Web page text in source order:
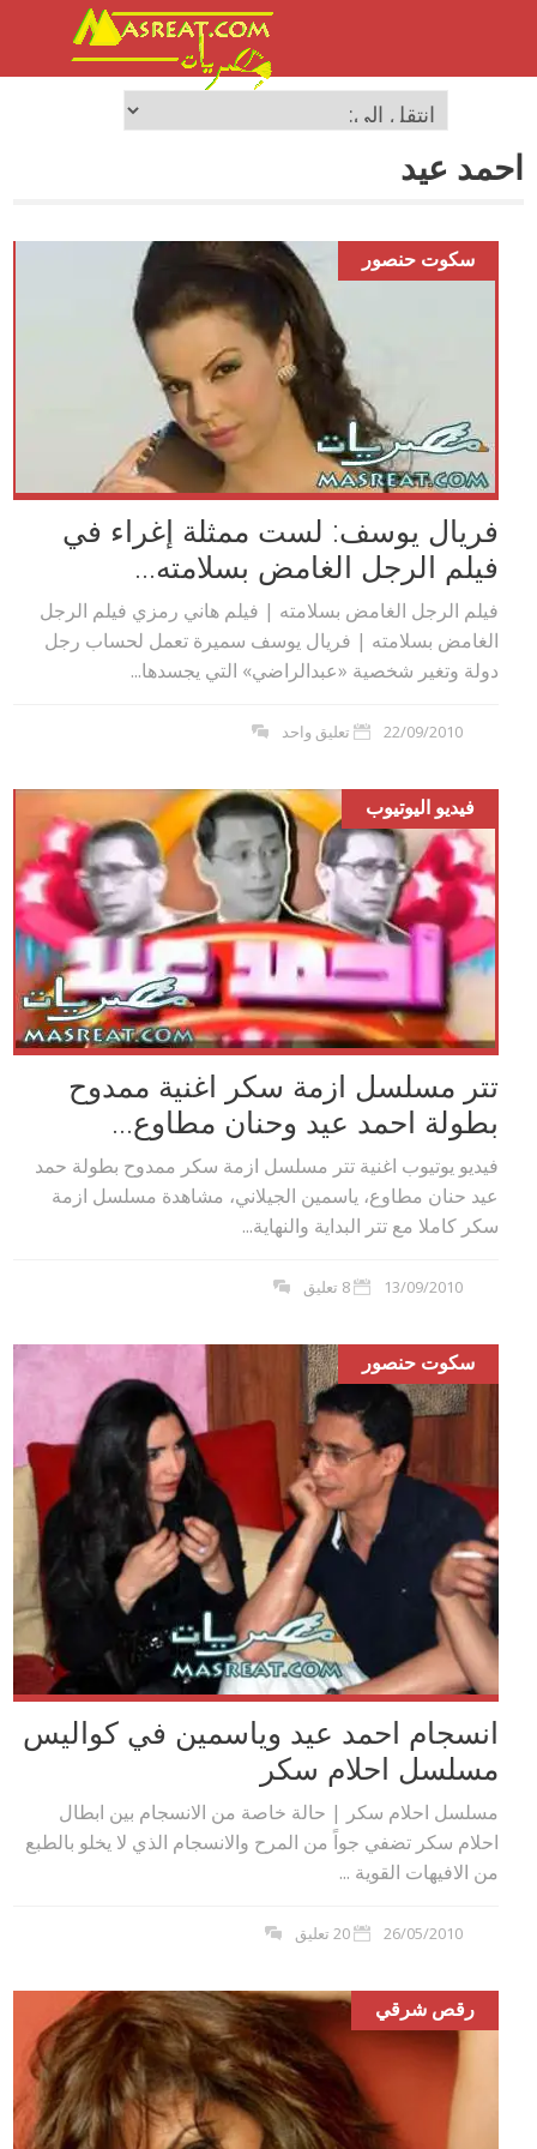
احمد عيد
سكوت حنصور
فريال يوسف: لست ممثلة إغراء في
فيلم الرجل الغامض بسلامته...
فيلم الرجل الغامض بسلامته | فيلم هاني رمزي فيلم الرجل
الغامض بسلامته | فريال يوسف سميرة تعمل لحساب رجل
دولة وتغير شخصية «عبدالراضي» التي يجسدها...
22/09/2010 تعليق واحد
فيديو اليوتيوب
تتر مسلسل ازمة سكر اغنية ممدوح
بطولة احمد عيد وحنان مطاوع...
فيديو يوتيوب اغنية تتر مسلسل ازمة سكر ممدوح بطولة حمد
عيد حنان مطاوع، ياسمين الجيلاني، مشاهدة مسلسل ازمة
سكر كاملا مع تتر البداية والنهاية...
13/09/2010 8 تعليق
سكوت حنصور
انسجام احمد عيد وياسمين في كواليس
مسلسل احلام سكر
مسلسل احلام سكر | حالة خاصة من الانسجام بين ابطال
احلام سكر تضفي جواً من المرح والانسجام الذي لا يخلو بالطبع
من الافيهات القوية ...
26/05/2010 20 تعليق
رقص شرقي